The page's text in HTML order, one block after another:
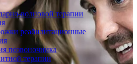
волновой терапии
реабилитационные
позвоночника
терапии